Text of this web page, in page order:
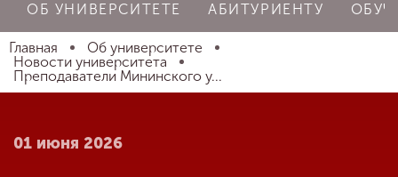
Главная
ОБ УНИВЕРСИТЕТЕ АБИТУРИЕНТУ
Главная
Об университете
Новости университета
Преподаватели Мининского у...
01 июня 2026